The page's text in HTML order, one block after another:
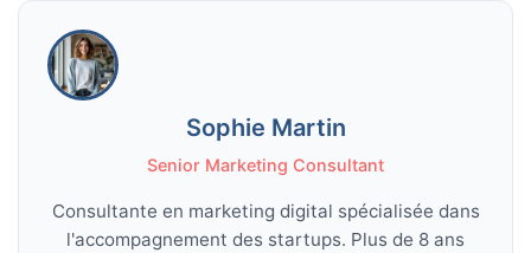
Sophie Martin
Senior Marketing Consultant
Consultante en marketing digital spécialisée dans
l'accompagnement des startups. Plus de 8 ans